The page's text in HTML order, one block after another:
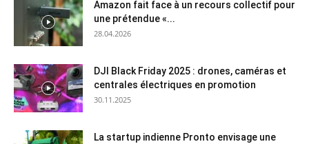
Amazon fait face à un recours collectif pour
une prétendue «...
28.04.2026
DJI Black Friday 2025 : drones, caméras et
centrales électriques en promotion
30.11.2025
La startup indienne Pronto envisage une